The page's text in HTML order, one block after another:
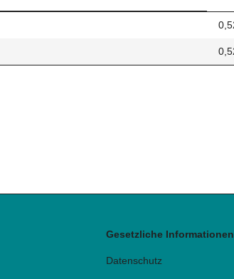
Gesetzliche Informationen
Datenschutz